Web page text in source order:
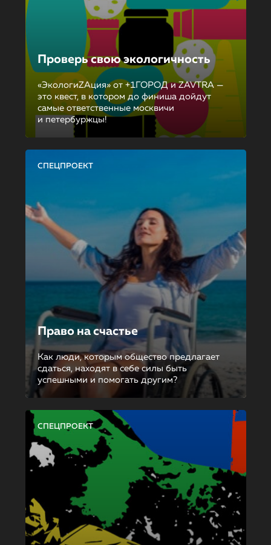
Проверь свою экологичность
«ЭкологиZAция» от +1ГОРОД и ZAVTRA —
это квест, в котором до финиша дойдут
самые ответственные москвичи
и петербуржцы!
СПЕЦПРОЕКТ
Право на счастье
Как люди, которым общество предлагает
сдаться, находят в себе силы быть
успешными и помогать другим?
СПЕЦПРОЕКТ